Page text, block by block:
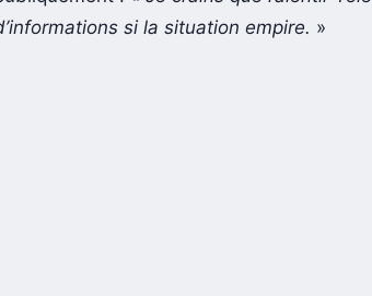
publiquement : « Je crains que ralentir